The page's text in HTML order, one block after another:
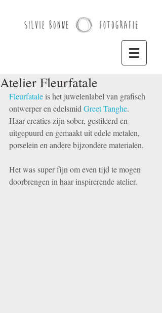
Atelier Fleurfatale
Fleurfatale is het juwelenlabel van grafisch
ontwerper en edelsmid Greet Tanghe.
Haar creaties zijn sober, gestileerd en
uitgepuurd en gemaakt uit edele metalen,
porselein en andere bijzondere materialen.
Het was super fijn om even tijd te mogen
doorbrengen in haar inspirerende atelier.